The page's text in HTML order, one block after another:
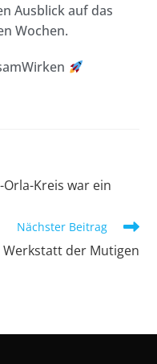
Ausblick auf das
Wochen.
Kreis war ein
Nächster Beitrag
Werkstatt der Mutigen